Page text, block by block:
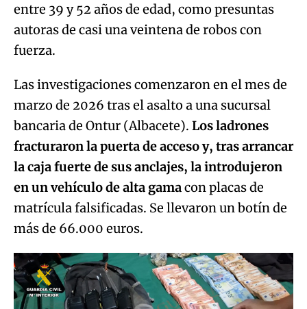
entre 39 y 52 años de edad, como presuntas
autoras de casi una veintena de robos con
fuerza.
Las investigaciones comenzaron en el mes de
marzo de 2026 tras el asalto a una sucursal
bancaria de Ontur (Albacete). Los ladrones
fracturaron la puerta de acceso y, tras arrancar
la caja fuerte de sus anclajes, la introdujeron
en un vehículo de alta gamacon placas de
matrícula falsificadas. Se llevaron un botín de
más de 66.000 euros.